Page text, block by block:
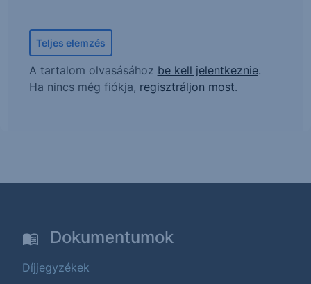
Teljes elemzés
A tartalom olvasásához be kell jelentkeznie.
Ha nincs még fiókja, regisztráljon most.
Dokumentumok
Díjjegyzékek